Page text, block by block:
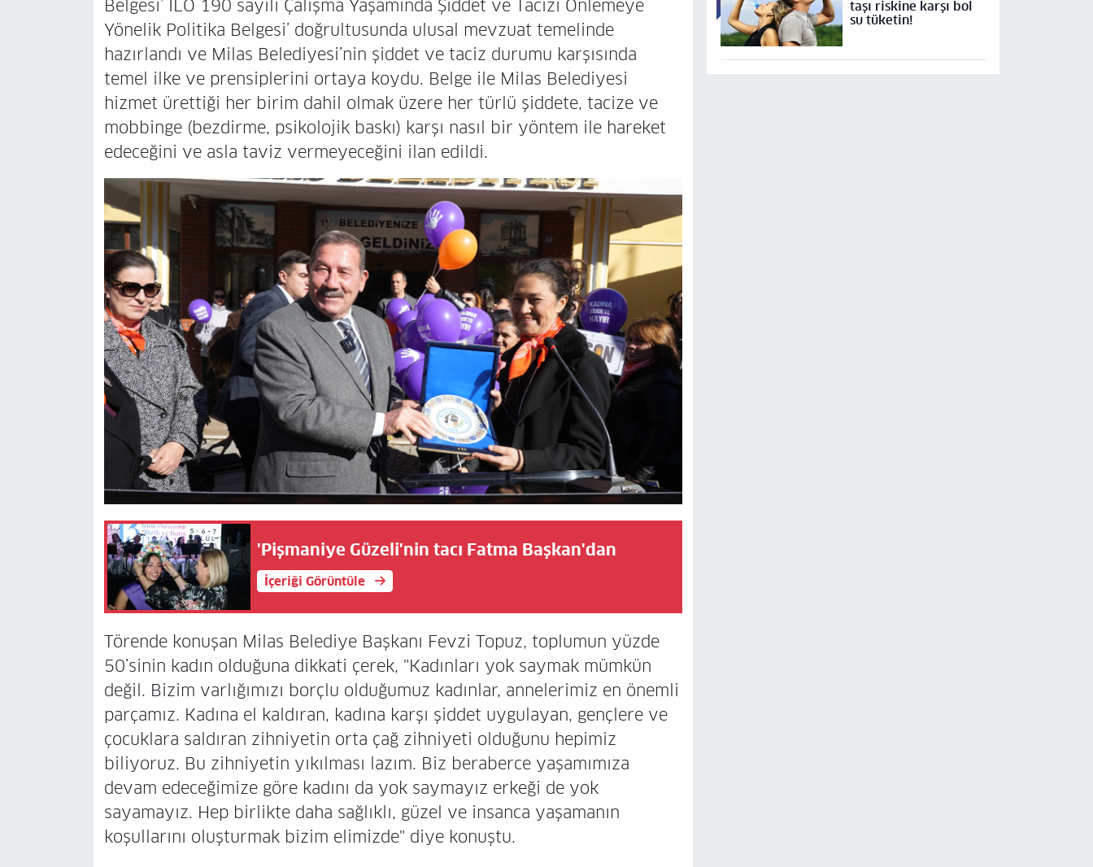
Belgesi’ ILO 190 sayılı Çalışma Yaşamında Şiddet ve Tacizi Önlemeye
Yönelik Politika Belgesi’ doğrultusunda ulusal mevzuat temelinde
hazırlandı ve Milas Belediyesi’nin şiddet ve taciz durumu karşısında
temel ilke ve prensiplerini ortaya koydu. Belge ile Milas Belediyesi
hizmet ürettiği her birim dahil olmak üzere her türlü şiddete, tacize ve
mobbinge (bezdirme, psikolojik baskı) karşı nasıl bir yöntem ile hareket
edeceğini ve asla taviz vermeyeceğini ilan edildi.
'Pişmaniye Güzeli'nin tacı Fatma Başkan'dan
İçeriği Görüntüle
Törende konuşan Milas Belediye Başkanı Fevzi Topuz, toplumun yüzde
50’sinin kadın olduğuna dikkati çerek, "Kadınları yok saymak mümkün
değil. Bizim varlığımızı borçlu olduğumuz kadınlar, annelerimiz en önemli
parçamız. Kadına el kaldıran, kadına karşı şiddet uygulayan, gençlere ve
çocuklara saldıran zihniyetin orta çağ zihniyeti olduğunu hepimiz
biliyoruz. Bu zihniyetin yıkılması lazım. Biz beraberce yaşamımıza
devam edeceğimize göre kadını da yok saymayız erkeği de yok
sayamayız. Hep birlikte daha sağlıklı, güzel ve insanca yaşamanın
koşullarını oluşturmak bizim elimizde" diye konuştu.
taşı riskine karşı bol
su tüketin!